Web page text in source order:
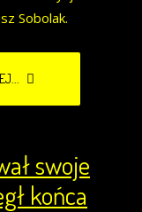
Sobolak.
swoje
końca